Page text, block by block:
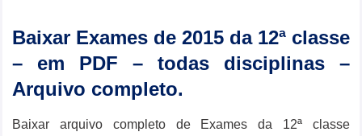
Baixar Exames de 2015 da 12ª classe
– em PDF – todas disciplinas –
Arquivo completo.
Baixar arquivo completo de Exames da 12ª classe